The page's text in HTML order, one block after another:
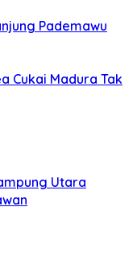
Pademawu
Cukai Madura Tak
Utara